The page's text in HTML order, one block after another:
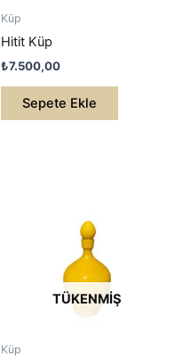
Küp
Hitit Küp
₺7.500,00
Sepete Ekle
TÜKENMIŞ
Küp